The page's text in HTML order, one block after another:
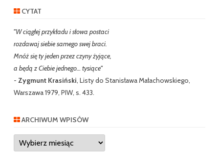
CYTAT
"W ciągłej przykładu i słowa postaci
rozdawaj siebie samego swej braci.
Mnóż się ty jeden przez czyny żyjące,
a będą z Ciebie jednego… tysiące"
- Zygmunt Krasiński, Listy do Stanisława Małachowskiego,
Warszawa 1979, PIW, s. 433.
ARCHIWUM WPISÓW
Archiwum
wpisów